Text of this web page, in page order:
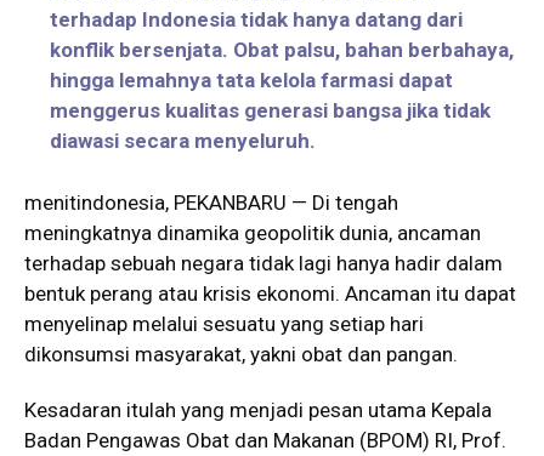
terhadap Indonesia tidak hanya datang dari
konflik bersenjata. Obat palsu, bahan berbahaya,
hingga lemahnya tata kelola farmasi dapat
menggerus kualitas generasi bangsa jika tidak
diawasi secara menyeluruh.
menitindonesia, PEKANBARU — Di tengah
meningkatnya dinamika geopolitik dunia, ancaman
terhadap sebuah negara tidak lagi hanya hadir dalam
bentuk perang atau krisis ekonomi. Ancaman itu dapat
menyelinap melalui sesuatu yang setiap hari
dikonsumsi masyarakat, yakni obat dan pangan.
Kesadaran itulah yang menjadi pesan utama Kepala
Badan Pengawas Obat dan Makanan (BPOM) RI, Prof.